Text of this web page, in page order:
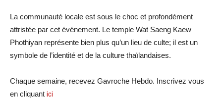
La communauté locale est sous le choc et profondément
attristée par cet événement. Le temple Wat Saeng Kaew
Phothiyan représente bien plus qu’un lieu de culte; il est un
symbole de l’identité et de la culture thaïlandaises.
Chaque semaine, recevez Gavroche Hebdo. Inscrivez vous
en cliquant ici